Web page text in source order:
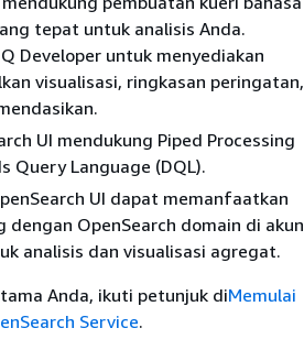
tepat untuk analisis Anda.
Developer untuk menyediakan
visualisasi, ringkasan peringatan,
UI mendukung Piped Processing
Query Language (DQL).
UI dapat memanfaatkan
OpenSearch domain di akun
analisis dan visualisasi agregat.
Anda, ikuti petunjuk diMemulai
Service.